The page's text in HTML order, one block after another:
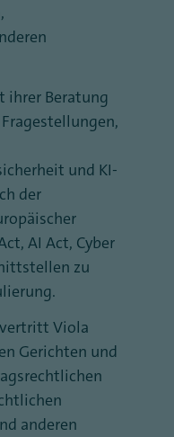
ihrer Beratung
und KI-
der
AI Act, Cyber
zu
Viola
Gerichten und
anderen